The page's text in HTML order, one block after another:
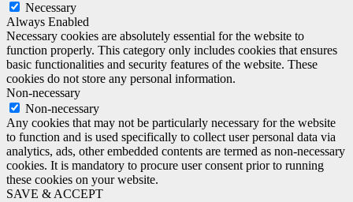
Necessary
Always Enabled
Necessary cookies are absolutely essential for the website to
function properly. This category only includes cookies that ensures
basic functionalities and security features of the website. These
cookies do not store any personal information.
Non-necessary
Non-necessary
Any cookies that may not be particularly necessary for the website
to function and is used specifically to collect user personal data via
analytics, ads, other embedded contents are termed as non-necessary
cookies. It is mandatory to procure user consent prior to running
these cookies on your website.
SAVE & ACCEPT